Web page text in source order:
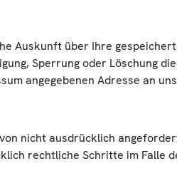
Auskunft über Ihre
Sperrung oder Löschung
angegebenen Adresse an
nicht ausdrücklich
rechtliche Schritte im Falle